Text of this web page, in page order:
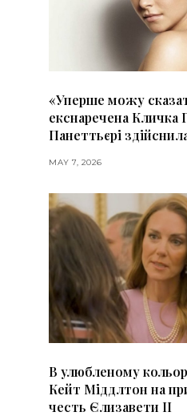
«Уперше можу
екснаречена Кличка
Панеттьєрі
MAY 7, 2026
В улюбленому
Кейт Міддлтон на
честь Єлизавети II